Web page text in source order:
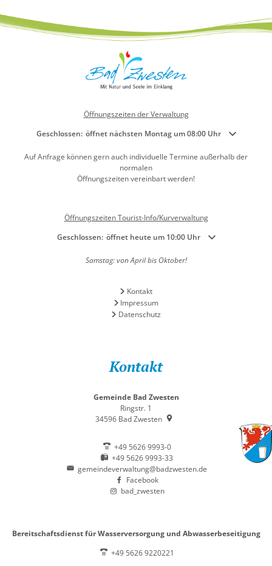
Öffnungszeiten der Verwaltung
Klicken, um weitere Öffnungs- oder Schließzeiten auszublenden
Geschlossen: öffnet nächsten Montag um 08:00 Uhr
Auf Anfrage können gern auch individuelle Termine außerhalb der
normalen
Öffnungszeiten vereinbart werden!
Öffnungszeiten Tourist-Info/Kurverwaltung
Klicken, um weitere Öffnungs- oder Schließzeiten auszublenden
Geschlossen: öffnet heute um 10:00 Uhr
Samstag: von April bis Oktober!
Kontakt
Impressum
Datenschutz
Kontakt
Gemeinde Bad Zwesten
Ringstr. 1
34596 Bad Zwesten
+49 5626 9993-0
+49 5626 9993-33
gemeindeverwaltung@badzwesten.de
Facebook
bad_zwesten
Bereitschaftsdienst für Wasserversorgung und Abwasserbeseitigung
+49 5626 9220221